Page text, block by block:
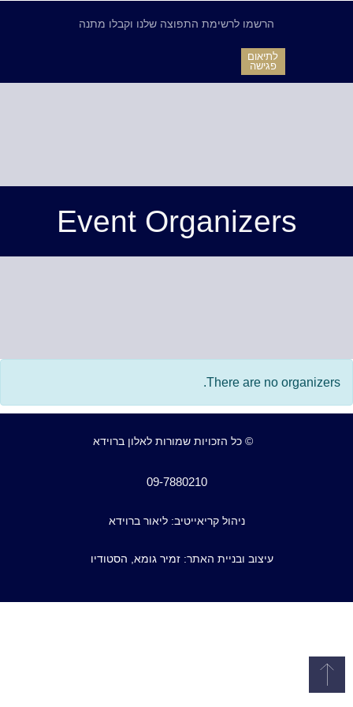
הרשמו לרשימת התפוצה שלנו וקבלו מתנה
לתיאום
פגישה
Event Organizers
There are no organizers.
© כל הזכויות שמורות לאלון ברוידא
09-7880210
ניהול קריאייטיב: ליאור ברוידא
עיצוב ובניית האתר: זמיר גומא, הסטודיו